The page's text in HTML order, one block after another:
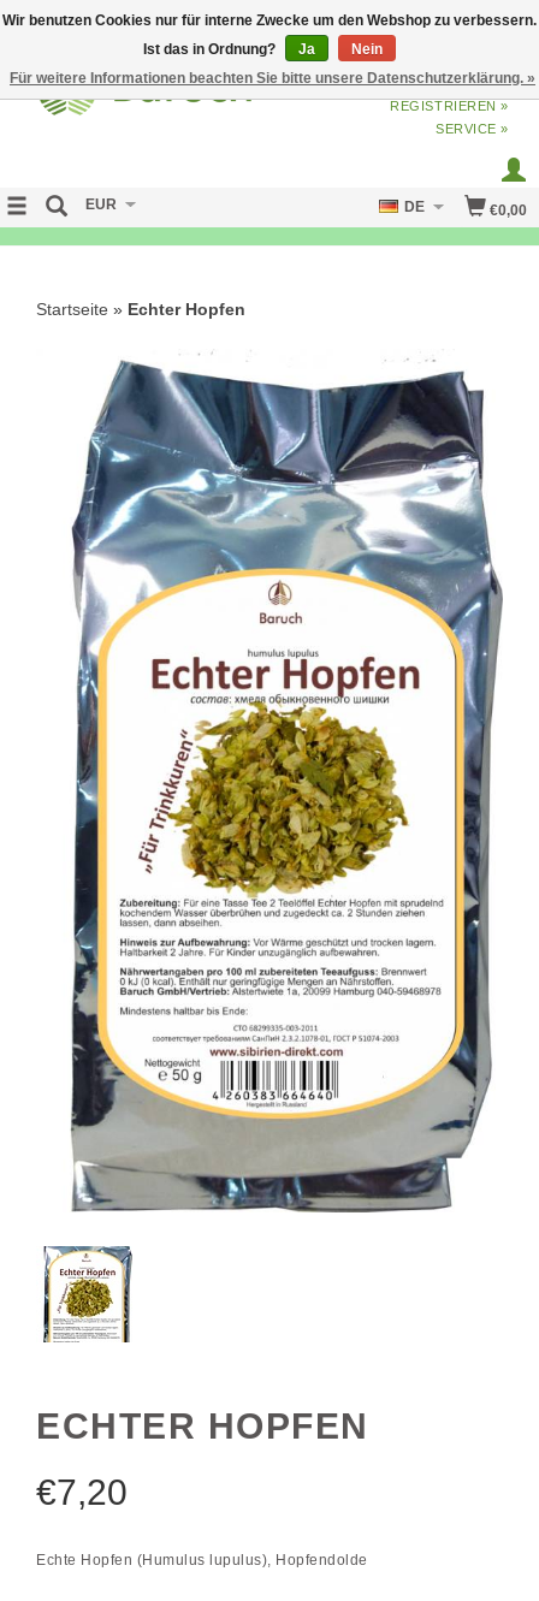
ANMELDENODERJETZT
REGISTRIEREN »
SERVICE »
€0,00
EUR DE
Startseite » Echter Hopfen
ECHTER HOPFEN
€7,20
Echte Hopfen (Humulus lupulus), Hopfendolde
Wir benutzen Cookies nur für interne Zwecke um den Webshop zu verbessern.
Ist das in Ordnung?
Ja
Nein
Für weitere Informationen beachten Sie bitte unsere Datenschutzerklärung. »